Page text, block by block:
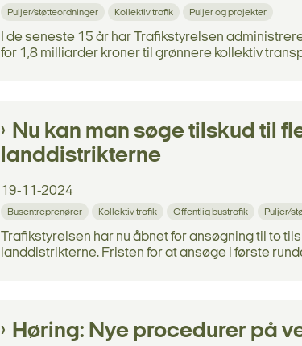
Puljer/støtteordninger Kollektiv trafik Puljer og projekter
I de seneste 15 år har Trafikstyrelsen
for 1,8 milliarder kroner til grønnere kollektiv
Nu kan man søge tilskud til
landdistrikterne
19-11-2024
Busentreprenører Kollektiv trafik Offentlig bustrafik Puljer/
Trafikstyrelsen har nu åbnet for ansøgning til to
landdistrikterne. Fristen for at ansøge i første
Høring: Nye procedurer på